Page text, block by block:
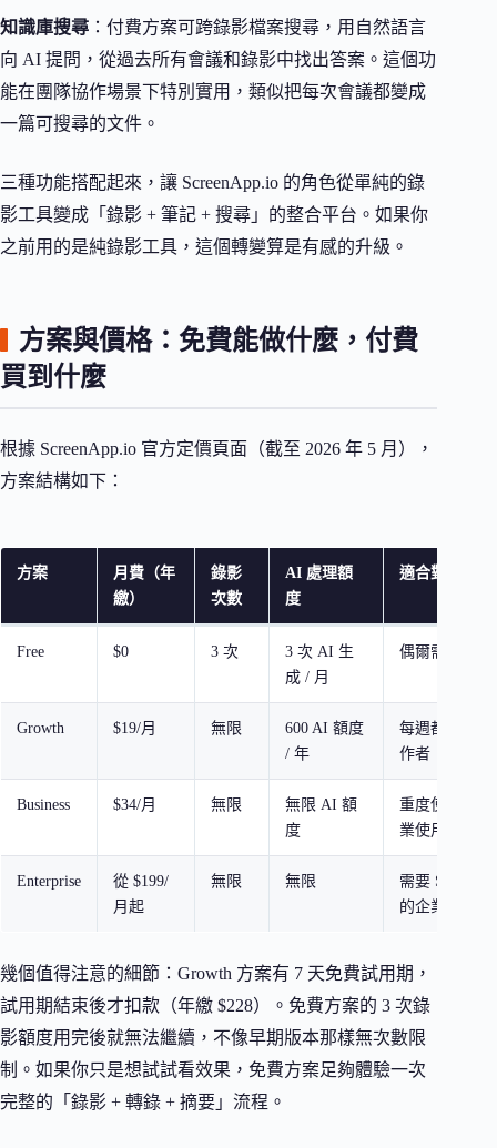
知識庫搜尋 ：付費方案可跨錄影檔案搜尋，用自然語言
向 AI 提問，從過去所有會議和錄影中找出答案。這個功
能在團隊協作場景下特別實用，類似把每次會議都變成
一篇可搜尋的文件。
三種功能搭配起來，讓 ScreenApp.io 的角色從單純的錄
影工具變成「錄影 + 筆記 + 搜尋」的整合平台。如果你
之前用的是純錄影工具，這個轉變算是有感的升級。
方案與價格：免費能做什麼，付費
買到什麼
根據 ScreenApp.io 官方定價頁面（截至 2026 年 5 月），
方案結構如下：
方案
月費（年
繳）
錄影
次數
AI 處理額
度
適合對象
Free $0 3 次
3 次 AI 生
成 / 月
偶爾需要快速
Growth $19/月 無限
600 AI 額度
/ 年
每週都會錄影
作者
Business $34/月 無限
無限 AI 額
度
重度使用 AI
業使用者
Enterprise
從 $199/
月起
無限 無限
需要 SSO、
的企業
幾個值得注意的細節：Growth 方案有 7 天免費試用期，
試用期結束後才扣款（年繳 $228）。免費方案的 3 次錄
影額度用完後就無法繼續，不像早期版本那樣無次數限
制。如果你只是想試試看效果，免費方案足夠體驗一次
完整的「錄影 + 轉錄 + 摘要」流程。